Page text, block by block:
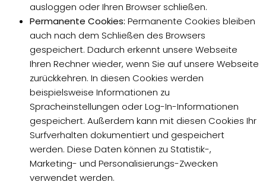
ausloggen oder Ihren Browser schließen.
Permanente Cookies: Permanente Cookies bleiben
auch nach dem Schließen des Browsers
gespeichert. Dadurch erkennt unsere Webseite
Ihren Rechner wieder, wenn Sie auf unsere Webseite
zurückkehren. In diesen Cookies werden
beispielsweise Informationen zu
Spracheinstellungen oder Log-In-Informationen
gespeichert. Außerdem kann mit diesen Cookies Ihr
Surfverhalten dokumentiert und gespeichert
werden. Diese Daten können zu Statistik-,
Marketing- und Personalisierungs-Zwecken
verwendet werden.